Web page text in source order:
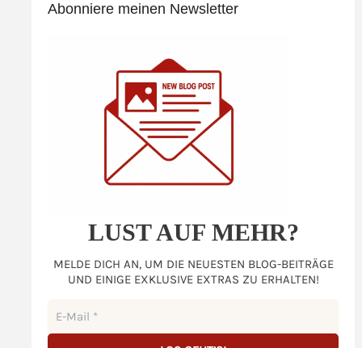
Abonniere meinen Newsletter
LUST AUF MEHR?
MELDE DICH AN, UM DIE NEUESTEN BLOG-BEITRÄGE
UND EINIGE EXKLUSIVE EXTRAS ZU ERHALTEN!